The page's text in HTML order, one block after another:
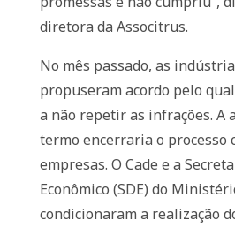
diretora da Associtrus.
No mês passado, as
propuseram acordo pelo
a não repetir as infrações. A
termo encerraria o processo
empresas. O Cade e a
Econômico (SDE) do
condicionaram a realização